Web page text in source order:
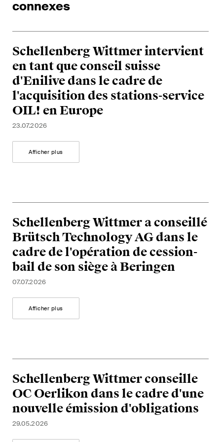
connexes
Schellenberg Wittmer intervient
en tant que conseil suisse
d'Enilive dans le cadre de
l'acquisition des stations-service
OIL! en Europe
23.07.2026
Afficher plus
Schellenberg Wittmer a conseillé
Brütsch Technology AG dans le
cadre de l'opération de cession-
bail de son siège à Beringen
07.07.2026
Afficher plus
Schellenberg Wittmer conseille
OC Oerlikon dans le cadre d'une
nouvelle émission d'obligations
29.05.2026
Courriel mensuel contenant les
résumés de la jurisprudence
du Tribunal fédéral suisse en
matière d'arbitrage.
Construction Insights
Des aperçus réguliers des
tendances suisses et
internationales et des
construction.
développements clés dans
l'environnement en évolution
rapide des litiges
environnementaux, sociaux et
de gouvernance d'entreprise.
The Board's View
Analyse concise des
la gouvernance d'entreprise
pour les membres des conseils
d'administration des sociétés
suisses.
The M&A Perspective